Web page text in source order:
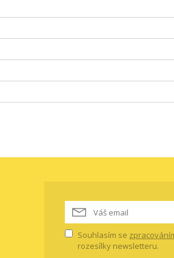
Souhlasím se
rozesílky newsletteru.